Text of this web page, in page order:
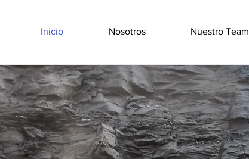
Inicio Nosotros Nuestro Team